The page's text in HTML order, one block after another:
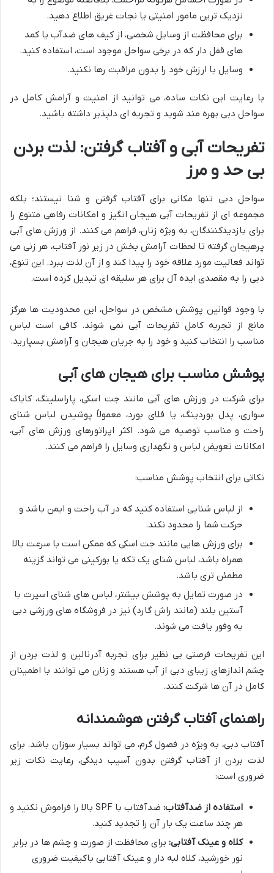
نزدیک ترین مامور امنیتی یا نجات غریق اطلاع دهید.
برای محافظت از وسایل شخصی، از کیف های ضدآب یا کمد
های قفل دار که در برخی سواحل موجود است، استفاده کنید.
وسایل با ارزش خود را بدون مراقبت رها نکنید.
با رعایت این نکات ساده، می توانید از امنیت و آرامش کامل در
سواحل دبی بهره مند شوید و تجربه ای دلپذیر داشته باشید.
تفریحات آبی و آفتاب گرفتن: لذت بردن
بی حد و مرز
سواحل دبی تنها مکانی برای آفتاب گرفتن و شنا نیستند؛ بلکه
مجموعه ای از تفریحات آبی هیجان انگیز و امکانات رفاهی متنوع را
برای بازدیدکنندگان، به ویژه زنان، فراهم می کنند. از ورزش های آبی
پرهیجان گرفته تا لحظات آرامش بخش در زیر نور آفتاب، هر زنی می
تواند فعالیت مورد علاقه خود را پیدا کند و از آن لذت ببرد. این تنوع،
دبی را به مقصدی ایده آل برای هر سلیقه ای تبدیل کرده است.
با وجود قوانین پوشش مشخص در سواحل، این محدودیت ها هرگز
مانع از تجربه کامل تفریحات آبی نمی شوند. کافی است لباس
مناسب را انتخاب کنید و خود را به جریان هیجان و آرامش بسپارید.
پوشش مناسب برای هیجان های آبی
برای شرکت در ورزش های آبی مانند جت اسکی، پاراسلینگ، کایاک
سواری، پدل بوردینگ، یا فلای بورد، معمولاً پوشیدن لباس شنای
راحت و مناسب توصیه می شود. اکثر اپراتورهای ورزش های آبی،
امکانات تعویض لباس و نگهداری وسایل را فراهم می کنند.
نکاتی برای انتخاب پوشش مناسب:
از لباس شنایی استفاده کنید که در آب راحت و ایمن باشد و
حرکت شما را محدود نکند.
برای ورزش هایی مانند جت اسکی که ممکن است با سرعت بالا
همراه باشد، لباس شنای یک تکه یا بورکینی می تواند گزینه
مطمئن تری باشد.
در صورت تمایل به پوشش بیشتر، لباس های شنای اسپرت با
آستین بلند (مانند راش گارد) نیز در فروشگاه های ورزشی دبی
به وفور یافت می شوند.
این تفریحات فرصتی بی نظیر برای تجربه آدرنالین و لذت بردن از
چشم اندازهای زیبای دبی از آب هستند و زنان می توانند با اطمینان
کامل در آن ها شرکت کنند.
راهنمای آفتاب گرفتن هوشمندانه
آفتاب دبی، به ویژه در فصول گرم، می تواند بسیار سوزان باشد. برای
لذت بردن از آفتاب گرفتن بدون آسیب دیدگی، رعایت نکات زیر
ضروری است:
استفاده از ضدآفتاب:
ضدآفتاب با SPF بالا را فراموش نکنید و
هر چند ساعت یک بار آن را تجدید کنید.
کلاه و عینک آفتابی: برای محافظت از صورت و چشم ها در برابر
نور خورشید، کلاه لبه دار و عینک آفتابی باکیفیت ضروری